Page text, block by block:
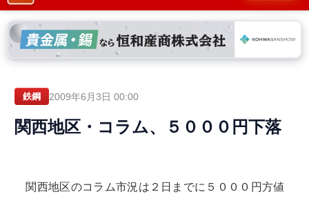
鉄鋼 2009年6月3日 00:00
関西地区・コラム、５０００円下落
関西地区のコラム市況は２日までに５０００円方値